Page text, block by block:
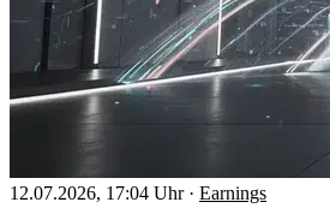
12.07.2026, 17:04 Uhr · Earnings